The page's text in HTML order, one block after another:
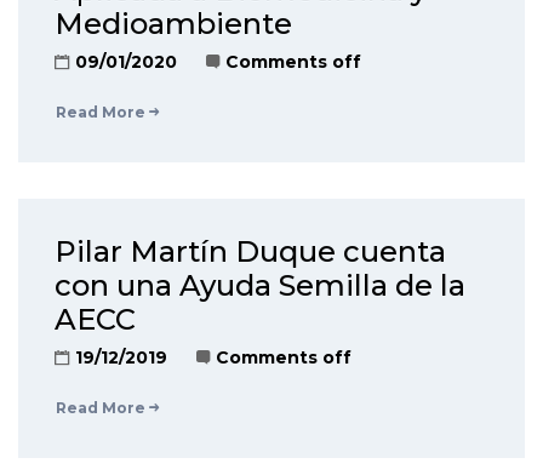
Medioambiente
09/01/2020 Comments off
Read More
Pilar Martín Duque cuenta
con una Ayuda Semilla de la
AECC
19/12/2019 Comments off
Read More